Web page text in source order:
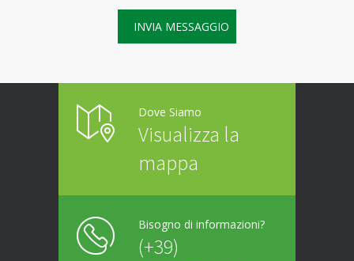
Dove Siamo
Visualizza la
mappa
Bisogno di informazioni?
(+39)